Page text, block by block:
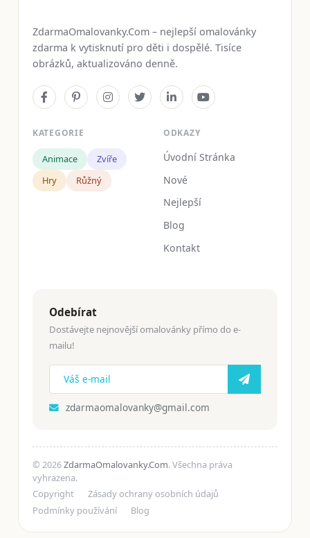
ZdarmaOmalovanky.Com – nejlepší omalovánky
zdarma k vytisknutí pro děti i dospělé. Tisíce
obrázků, aktualizováno denně.
KATEGORIE
Animace
Zvíře
Hry
Růžný
ODKAZY
Úvodní Stránka
Nové
Nejlepší
Blog
Kontakt
Odebírat
Dostávejte nejnovější omalovánky přímo do e-
mailu!
zdarmaomalovanky@gmail.com
© 2026ZdarmaOmalovanky.Com. Všechna práva
vyhrazena.
Copyright
Zásady ochrany osobních údajů
Podmínky používání
Blog